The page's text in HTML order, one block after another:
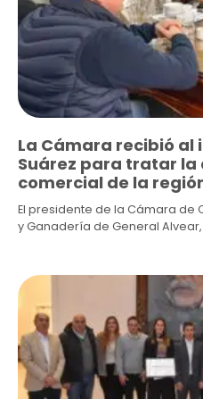
La Cámara recibió al
Suárez para tratar
comercial de la
El presidente de la Cámara de
y Ganadería de General